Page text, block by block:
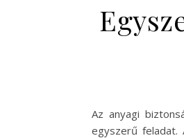
Az anyagi
egyszerű feladat.